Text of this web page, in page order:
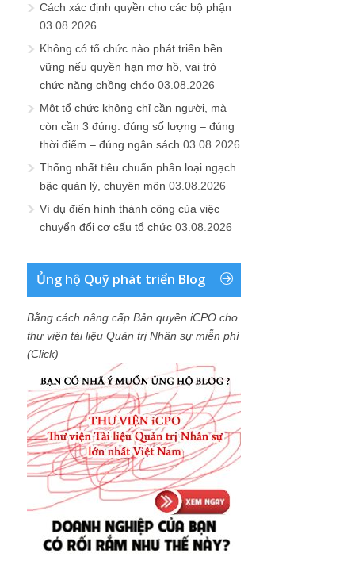
Cách xác định quyền cho các bộ phận
03.08.2026
Không có tổ chức nào phát triển bền
vững nếu quyền hạn mơ hồ, vai trò
chức năng chồng chéo 03.08.2026
Một tổ chức không chỉ cần người, mà
còn cần 3 đúng: đúng số lượng – đúng
thời điểm – đúng ngân sách 03.08.2026
Thống nhất tiêu chuẩn phân loại ngạch
bậc quản lý, chuyên môn 03.08.2026
Ví dụ điển hình thành công của việc
chuyển đổi cơ cấu tổ chức 03.08.2026
Ủng hộ Quỹ phát triển Blog
Bằng cách nâng cấp Bản quyền iCPO cho
thư viện tài liệu Quản trị Nhân sự miễn phí
(Click)